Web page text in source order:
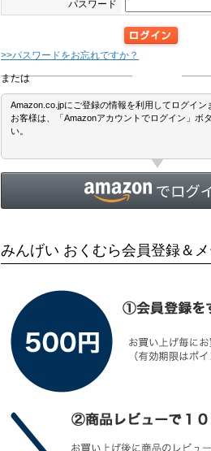
パスワード
>>パスワードをお忘れですか？
または
Amazon.co.jpにご登録の情報を利用してログイン
お客様は、「Amazonアカウントでログイン」ボ
い。
みんげい おくむら会員登録＆